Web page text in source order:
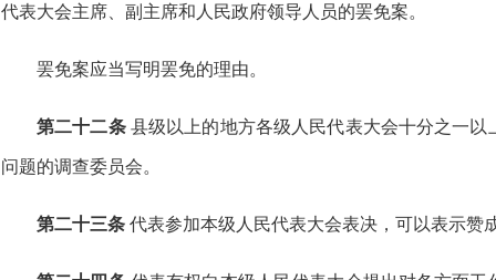
代表大会主席、副主席和人民政府领导人员的罢免案。
罢免案应当写明罢免的理由。
第二十二条县级以上的地方各级人民代表大会十分之一
问题的调查委员会。
第二十三条 代表参加本级人民代表大会表决，可以表示赞